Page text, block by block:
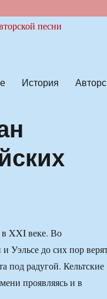
История
XXI веке. Во
Уэльсе до сих пор
под радугой. Кельтские
проявляясь и в